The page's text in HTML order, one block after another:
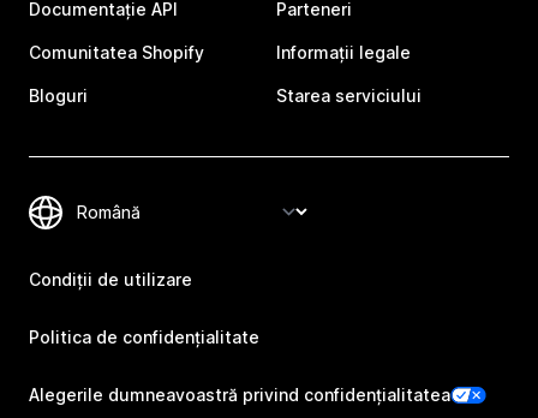
Documentație API
Comunitatea Shopify
Bloguri
Parteneri
Informații legale
Starea serviciului
Condiții de utilizare
Politica de confidențialitate
Alegerile dumneavoastră privind confidențialitatea